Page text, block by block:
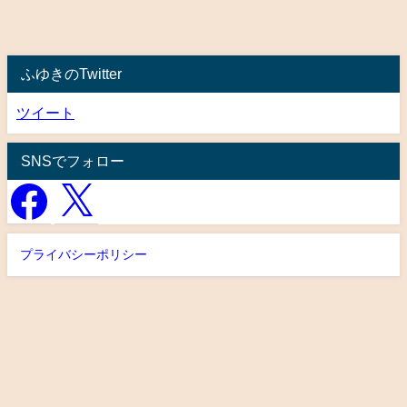
ふゆきのTwitter
ツイート
SNSでフォロー
プライバシーポリシー